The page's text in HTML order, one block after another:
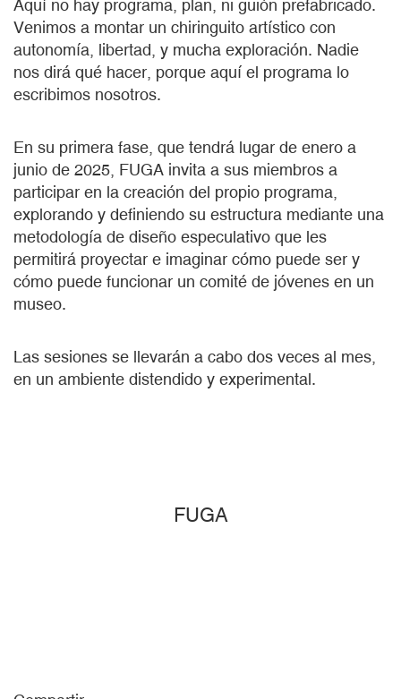
Aquí no hay programa, plan, ni guión prefabricado.
Venimos a montar un chiringuito artístico con
autonomía, libertad, y mucha exploración. Nadie
nos dirá qué hacer, porque aquí el programa lo
escribimos nosotros.
En su primera fase, que tendrá lugar de enero a
junio de 2025, FUGA invita a sus miembros a
participar en la creación del propio programa,
explorando y definiendo su estructura mediante una
metodología de diseño especulativo que les
permitirá proyectar e imaginar cómo puede ser y
cómo puede funcionar un comité de jóvenes en un
museo.
Las sesiones se llevarán a cabo dos veces al mes,
en un ambiente distendido y experimental.
FUGA